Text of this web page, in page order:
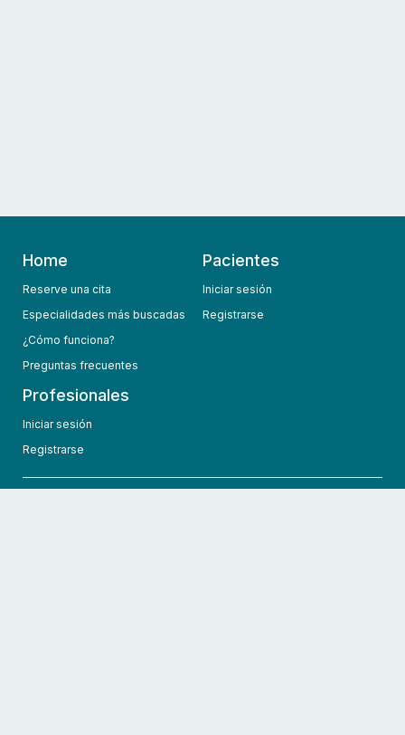
Home
Reserve una cita
Especialidades más buscadas
¿Cómo funciona?
Preguntas frecuentes
Pacientes
Iniciar sesión
Registrarse
Profesionales
Iniciar sesión
Registrarse